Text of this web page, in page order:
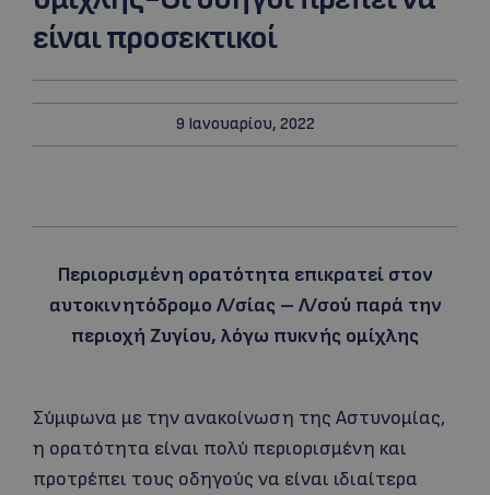
είναι προσεκτικοί
9 Ιανουαρίου, 2022
Περιορισμένη ορατότητα επικρατεί στον
αυτοκινητόδρομο Λ/σίας – Λ/σού παρά την
περιοχή Ζυγίου, λόγω πυκνής ομίχλης
Σύμφωνα με την ανακοίνωση της Αστυνομίας,
η ορατότητα είναι πολύ περιορισμένη και
προτρέπει τους οδηγούς να είναι ιδιαίτερα